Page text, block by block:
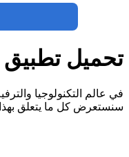
تحميل تطبيق Elahmad TV مهكر APK للأندرويد 2024 مجاناً
في عالم التكنولوجيا
سنستعرض كل ما يتعلق بهذا